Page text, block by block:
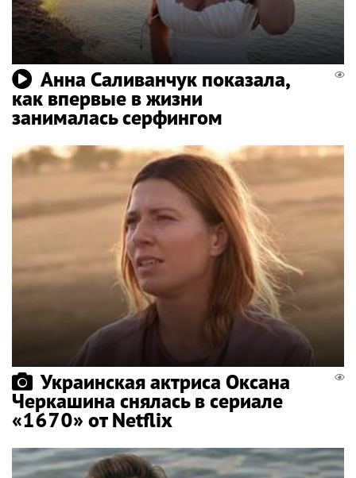
Анна Саливанчук показала,
как впервые в жизни
занималась серфингом
Украинская актриса Оксана
Черкашина снялась в сериале
«1670» от Netflix